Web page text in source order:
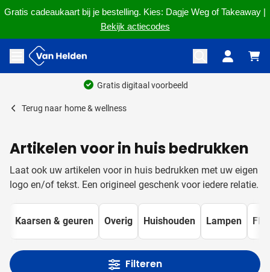
Gratis cadeaukaart bij je bestelling. Kies: Dagje Weg of Takeaway |
Bekijk actiecodes
Ga naar de inhoud
Menu openen
Ruim 60 jaar ervaring
Terug naar home & wellness
Artikelen voor in huis bedrukken
Laat ook uw artikelen voor in huis bedrukken met uw eigen
logo en/of tekst. Een origineel geschenk voor iedere relatie.
Kaarsen & geuren Overig Huishouden Lampen
Filteren